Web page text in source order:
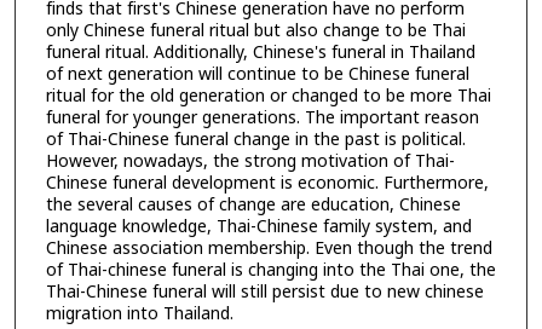
finds that first's Chinese generation have no perform
only Chinese funeral ritual but also change to be Thai
funeral ritual. Additionally, Chinese's funeral in Thailand
of next generation will continue to be Chinese funeral
ritual for the old generation or changed to be more Thai
funeral for younger generations. The important reason
of Thai-Chinese funeral change in the past is political.
However, nowadays, the strong motivation of Thai-
Chinese funeral development is economic. Furthermore,
the several causes of change are education, Chinese
language knowledge, Thai-Chinese family system, and
Chinese association membership. Even though the trend
of Thai-chinese funeral is changing into the Thai one, the
Thai-Chinese funeral will still persist due to new chinese
migration into Thailand.